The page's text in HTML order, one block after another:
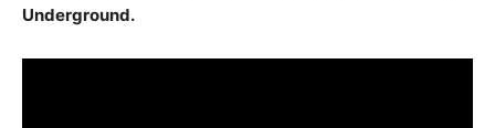
Underground.